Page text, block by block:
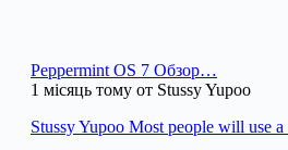
Peppermint OS 7 Обзор…
1 місяць тому от Stussy Yupoo
Stussy Yupoo Most people will use